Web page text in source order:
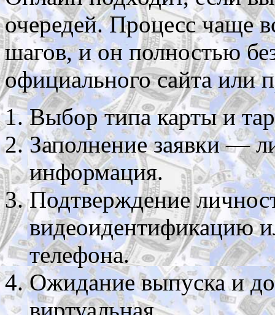
очередей. Процесс чаще
шагов, и он полностью
официального сайта или
Выбор типа карты и
Заполнение заявки —
информация.
Подтверждение
видеоидентификацию
телефона.
Ожидание выпуска и
виртуальная.